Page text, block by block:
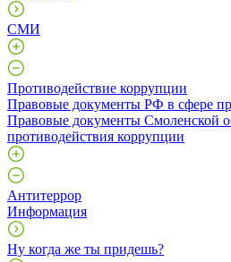
СМИ
Противодействие коррупции
Правовые документы РФ в сфере
Правовые документы Смоленской
противодействия коррупции
Антитеррор
Информация
Ну когда же ты придешь?